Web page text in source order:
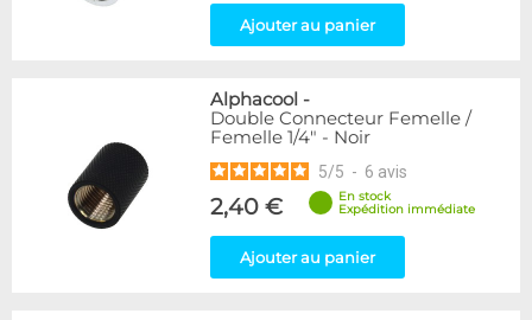
Ajouter au panier
Alphacool -
Double Connecteur Femelle /
Femelle 1/4" - Noir
5/5 - 6 avis
2,40 €
En stock
Expédition immédiate
Ajouter au panier